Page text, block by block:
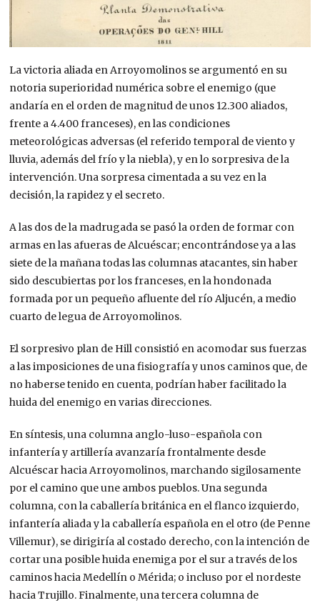
La victoria aliada en Arroyomolinos se argumentó en su
notoria superioridad numérica sobre el enemigo (que
andaría en el orden de magnitud de unos 12.300 aliados,
frente a 4.400 franceses), en las condiciones
meteorológicas adversas (el referido temporal de viento y
lluvia, además del frío y la niebla), y en lo sorpresiva de la
intervención. Una sorpresa cimentada a su vez en la
decisión, la rapidez y el secreto.
A las dos de la madrugada se pasó la orden de formar con
armas en las afueras de Alcuéscar; encontrándose ya a las
siete de la mañana todas las columnas atacantes, sin haber
sido descubiertas por los franceses, en la hondonada
formada por un pequeño afluente del río Aljucén, a medio
cuarto de legua de Arroyomolinos.
El sorpresivo plan de Hill consistió en acomodar sus fuerzas
a las imposiciones de una fisiografía y unos caminos que, de
no haberse tenido en cuenta, podrían haber facilitado la
huida del enemigo en varias direcciones.
En síntesis, una columna anglo-luso-española con
infantería y artillería avanzaría frontalmente desde
Alcuéscar hacia Arroyomolinos, marchando sigilosamente
por el camino que une ambos pueblos. Una segunda
columna, con la caballería británica en el flanco izquierdo,
infantería aliada y la caballería española en el otro (de Penne
Villemur), se dirigiría al costado derecho, con la intención de
cortar una posible huida enemiga por el sur a través de los
caminos hacia Medellín o Mérida; o incluso por el nordeste
hacia Trujillo. Finalmente, una tercera columna de